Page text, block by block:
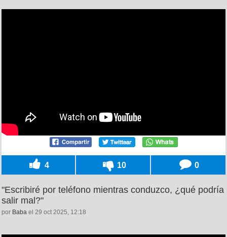
4 10 0
"Escribiré por teléfono mientras conduzco, ¿qué podría
salir mal?"
por Baba el 29 oct 2025, 12:18